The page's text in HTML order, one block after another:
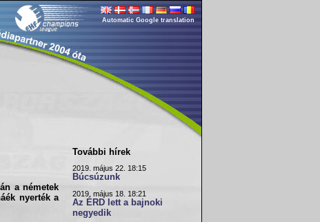
Automatic Google translation
a németek
nyerték a
További hírek
2019. május 22. 18:15
Búcsúzunk
2019. május 18. 18:21
Az ÉRD lett a bajnoki
negyedik